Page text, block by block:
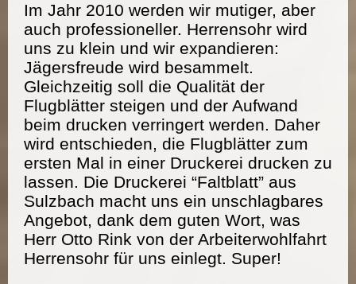
Im Jahr 2010 werden wir mutiger, aber
auch professioneller. Herrensohr wird
uns zu klein und wir expandieren:
Jägersfreude wird besammelt.
Gleichzeitig soll die Qualität der
Flugblätter steigen und der Aufwand
beim drucken verringert werden. Daher
wird entschieden, die Flugblätter zum
ersten Mal in einer Druckerei drucken zu
lassen. Die Druckerei “Faltblatt” aus
Sulzbach macht uns ein unschlagbares
Angebot, dank dem guten Wort, was
Herr Otto Rink von der Arbeiterwohlfahrt
Herrensohr für uns einlegt. Super!